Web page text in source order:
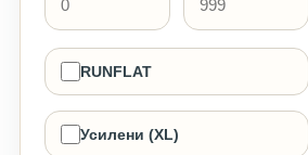
RUNFLAT
Усилени (XL)